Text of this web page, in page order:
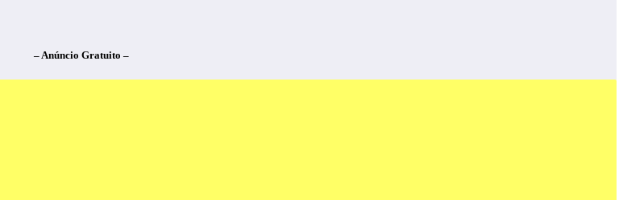
– Anúncio Gratuito –